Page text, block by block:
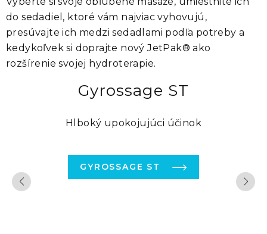
do sedadiel, ktoré vám najviac vyhovujú,
presúvajte ich medzi sedadlami podľa potreby a
kedykoľvek si doprajte novýJetPak® ako
rozšírenie svojej hydroterapie.
Gyrossage ST
Hlboký upokojujúci účinok
GYROSSAGE ST